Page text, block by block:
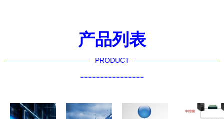
产品列表
PRODUCT
----------------